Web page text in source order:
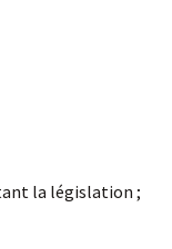
la législation ;